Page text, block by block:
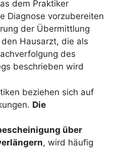
dem Praktiker
Diagnose vorzubereiten
der Übermittlung
Hausarzt, die als
des
beschrieben wird
beziehen sich auf
Die
über
, wird häufig